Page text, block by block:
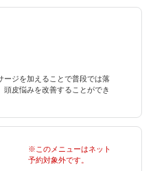
ージを加えることで普段では落
頭皮悩みを改善することができ
※このメニューはネット
予約対象外です。